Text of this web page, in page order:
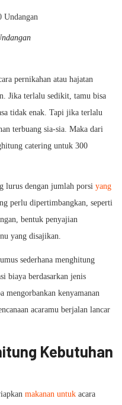
pernikahan atau hajatan
Jika terlalu sedikit, tamu bisa
tidak enak. Tapi jika terlalu
terbuang sia-sia. Maka dari
catering untuk 300
lurus dengan jumlah porsi yang
perlu dipertimbangkan, seperti
bentuk penyajian
yang disajikan.
sederhana menghitung
biaya berdasarkan jenis
mengorbankan kenyamanan
acaramu berjalan lancar
Kebutuhan
makanan untuk acara